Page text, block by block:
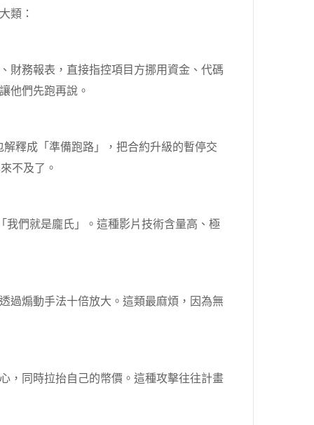
類：
財務報表，直接指控項目方挪用資金、代碼
他們先跑再說。
釋成「準備跑路」，把合約升級的暫停交
不及了。
們就是龐氏」。這種影片技術含量高、極
過煽動手法十倍放大。這類最麻煩，因為無
，同時拉抬自己的幣價。這種攻擊往往計畫